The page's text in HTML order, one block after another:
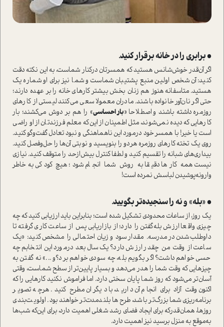
• برابری را در خانه برقرار کنید.
اگر آن‌قدر خوش‌شانس هستید که همسرتان در‌کنار شما‌ست، به این نکته دقت
کنید: آن شخص اولین منبع پشتیبان شما‌ست و شما نیز برای او شماره یک
هستید. متاسفانه هنوز هم زنان بخش بیشتر کارهای خانه را بر عهده دارند؛
حتی اگر نان‌آور خانواده باشند. مادران معمولا سعی می‌کنند لیستی از کارهای
روزمره داشته باشند و اصطلاحا «بار احساسی» را هم بر دوش می‌کشند؛ بار
کارهایی که دیده نمی‌شوند، مثل اطمینان از این‌که معلم فرزندتان از او راضی
ا‌ست یا خیر! با همسر خود درمورد این ناهماهنگی و نبود تعادل گفت‌وگو کنید.
روی یک تخته کارهای روزمره هر‌دو را بنویسید و نوبتی آن‌ها را حل‌و‌فصل کنید.
بیداری‌های شبانه را تقسیم کنید و لطفا کنترل بیش‌از‌حد را متوقف کنید. نیازی
نیست همه کارها دقیقا به روش شما انجام شود؛ هیچ کودکی به‌خاطر
وارونه‌پوشیدن لباسش نمرده ا‌ست!
• «بله» و نه را سنجیده‌تر بگویید.
یک روز، از ساعات محدودی تشکیل شده ا‌ست؛ بنابراین باید ارزیابی کنید که چه
چیزی واقعا ارزش بله‌گفتن را دارد؛ از بازاریابی پس از ساعت کاری گرفته تا
داوطلب‌‌شدن در مدرسه. مقدار سود و زیان احتمالی را مشخص کنید: «یک
ساعت از وقت من چقدر ارزش دارد؟ یک‌سال بعد درمورد این انتخابم چه
حسی خواهم داشت؟ اگر بگویم بله، چه سودی خواهم برد؟و ...» نه گفتن به
چیزهایی که وقت شما را هدر می‌دهد و بسیار پایین‌تر از سطح شما‌ست، وقتی
آسان‌تر می‌شود که روز شما پایان سختی دارد. اما فراموش نکنید کارهایی را که
اکنون وقت آزاد برای انجام آن دارید، با دیگران مطرح کنید. هر‌چه تصویر
برنامه‌ریزی شما بزرگ‌تر باشد، طرح‌ها بلند‌مدت‌تر خواهند بود. اولویت‌بندی
روزها، همان‌قدر‌که برای ایجاد فضای رشد شغلی اهمیت دارد، برای این‌که شب‌ها
به‌موقع به منزل برسید نیز اهمیت دارد.